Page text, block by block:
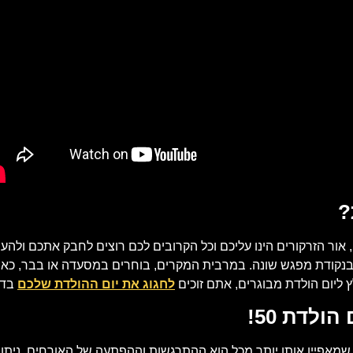
הזרקורים הינו עליכם וכל הקרובים לכם רוצים לחבק אתכם
מפגש שונה. במרבית המקרים, בוחרים במסעדה או בבר,
הולדת מבוגרים, אתם זוכים לחגוג את יום ההולדת שלכם
50!